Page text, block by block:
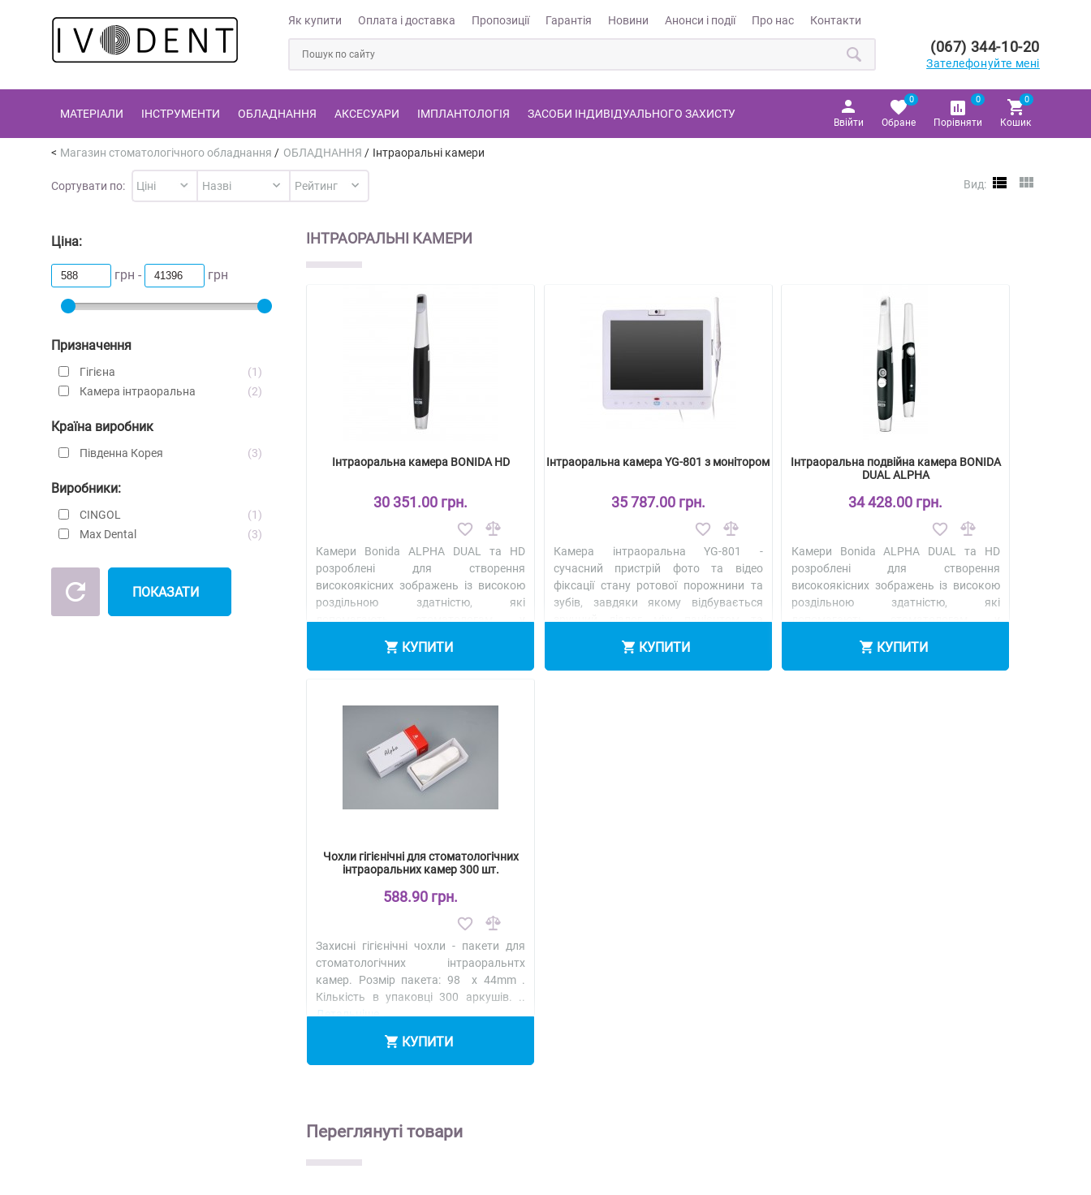
Як купити Оплата і доставка Пропозиції Гарантія Новини Анонси і події Про нас Контакти
(067) 344-10-20
Зателефонуйте мені
МАТЕРІАЛИ ІНСТРУМЕНТИ ОБЛАДНАННЯ АКСЕСУАРИ ІМПЛАНТОЛОГІЯ ЗАСОБИ ІНДИВІДУАЛЬНОГО ЗАХИСТУ
Ввійти Обране
0
Порівняти
0
Кошик
0
Магазин стоматологічного обладнання / ОБЛАДНАННЯ / Інтраоральні камери
Сортувати по: Вид:
Ціна:
грн - грн
Призначення
Гігієна
1
Камера інтраоральна
2
Країна виробник
Південна Корея 3
Виробники:
CINGOL
1
Max Dental
3
ПОКАЗАТИ
ІНТРАОРАЛЬНІ КАМЕРИ
Інтраоральна камера BONIDA HD
30 351.00 грн.
Камери Bonida ALPHA DUAL та HD
розроблені для створення
високоякісних зображень із високою
роздільною здатністю, які
допомагають стоматологам у
ДетальнішеКУПИТИ
Інтраоральна камера YG-801 з монітором
35 787.00 грн.
Камера інтраоральна YG-801 -
сучасний пристрій фото та відео
фіксації стану ротової порожнини та
зубів, завдяки якому відбувається
зручний діалог між пацієнтом та
КУПИТИ
Інтраоральна подвійна камера BONIDA
DUAL ALPHA
34 428.00 грн.
Камери Bonida ALPHA DUAL та HD
розроблені для створення
високоякісних зображень із високою
роздільною здатністю, які
допомагають стоматологам у
ДетальнішеКУПИТИ
Чохли гігієнічні для стоматологічних
інтраоральних камер 300 шт.
588.90 грн.
Захисні гігієнічні чохли - пакети для
стоматологічних інтраоральнтх
камер. Розмір пакета: 98 x 44mm .
Кількість в упаковці 300 аркушів. ..
Детальніше
КУПИТИ
Переглянуті товари